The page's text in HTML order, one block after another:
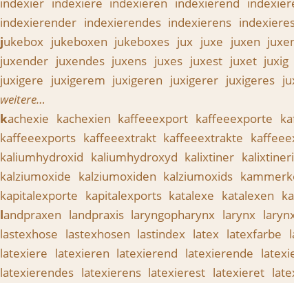
indexierender indexierendes indexierens
jukebox jukeboxen jukeboxes jux juxe juxen
juxender juxendes juxens juxes juxest juxet juxig
juxigere juxigerem juxigeren juxigerer juxigeres
weitere…
kachexie kachexien kaffeeexport kaffeeexporte
kaffeeexports kaffeeextrakt kaffeeextrakte
kaliumhydroxid kaliumhydroxyd kalixtiner
kalziumoxide kalziumoxiden kalziumoxids
kapitalexporte kapitalexports katalexe katalexen
landpraxen landpraxis laryngopharynx larynx
lastexhose lastexhosen lastindex latex latexfarbe
latexiere latexieren latexierend latexierende
latexierendes latexierens latexierest latexieret